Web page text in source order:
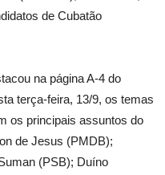
de Cubatão
na página A-4 do
terça-feira, 13/9, os temas
os principais assuntos do
de Jesus (PMDB);
(PSB); Duíno